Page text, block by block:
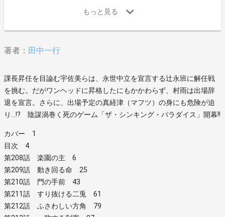
著者： 田中一行
課長昇任を目論む宇佐美らは、永世中立を宣言する辻永班に解任戦
を挑む。だがワンヘッドに昇格したにもかかわらず、村雨は出場辞
退を宣言。さらに、出場予定の真経津（マフツ）の身にも危険が迫
り…!? 陰謀渦巻く死のゲーム「ザ・シンキング・パラダイス」開幕!!
カバー 1
目次 4
第208話 楽園の主 6
第209話 動き回る命 25
第210話 門の手前 43
第211話 すり抜ける二兎 61
第212話 ふさわしい方角 79